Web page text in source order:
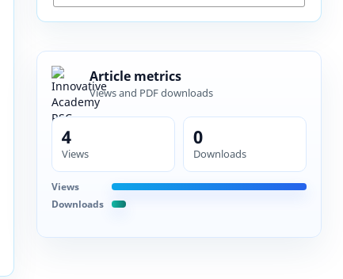
Article metrics
Views and PDF downloads
4
Views
0
Downloads
Views
Downloads